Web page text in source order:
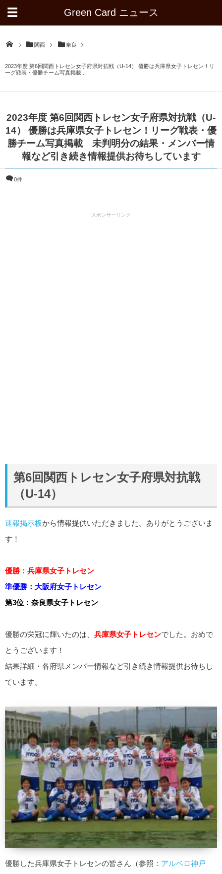
Green Card ニュース
関西 奈良
2023年度 第6回関西トレセン女子府県対抗戦（U-14） 優勝は兵庫県女子トレセン！リ
ーグ戦表・優勝チーム写真掲載...
2023年度 第6回関西トレセン女子府県対抗戦（U-
14） 優勝は兵庫県女子トレセン！リーグ戦表・優
勝チーム写真掲載 未判明分の結果・メンバー情
報など引き続き情報提供お待ちしています
0件
スポンサーリンク
第6回関西トレセン女子府県対抗戦
（U-14）
速報掲示板から情報提供いただきました。ありがとうございま
す！
優勝：兵庫県女子トレセン
準優勝：大阪府女子トレセン
第3位：奈良県女子トレセン
優勝の栄冠に輝いたのは、 兵庫県女子トレセンでした。おめで
とうございます！
結果詳細・各府県メンバー情報など引き続き情報提供お待ちし
ています。
優勝した兵庫県女子トレセンの皆さん（参照： アルベロ神戸